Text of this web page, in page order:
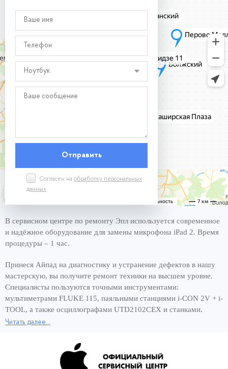
Ноутбук
Согласен на обработку персональных
данных
В сервисном центре по ремонту Эпл используется современное
и надёжное оборудование для замены микрофона iPad 2. Время
процедуры – 1 час.
Принеся Айпад на диагностику и устранение дефектов в нашу
мастерскую, вы получите ремонт техники на высшем уровне.
Специалисты пользуются точными инструментами:
мультиметрами FLUKE 115, паяльными станциями i-CON 2V + i-
TOOL, а также осциллографами UTD2102CEX и станками.
вот составляющие быстрого ремонта за 1 день. Чтобы снова
пользоваться планшетом и сэкономить своё время, обращайтесь
для замены микрофона iPad 2 к нам, в официальный сервис
Читать далее...